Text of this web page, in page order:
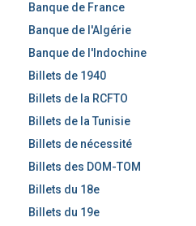
Banque de France
Banque de l'Algérie
Banque de l'Indochine
Billets de 1940
Billets de la RCFTO
Billets de la Tunisie
Billets de nécessité
Billets des DOM-TOM
Billets du 18e
Billets du 19e